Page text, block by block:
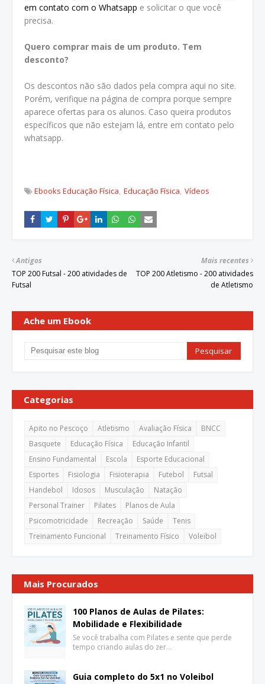
em contato com o Whatsapp e solicitar o que você
precisa.
Quero comprar mais de um produto. Tem
desconto?
Os descontos não são dados pela compra aqui no site.
Porém, verifique na página de compra porque sempre
aparece ofertas para os alunos. Caso queira produtos
específicos que não estejam lá, entre em contato pelo
whatsapp.
Ebooks Educação Física Educação Física Vídeos
Mais recentes
TOP 200 Atletismo - 200 atividades
de Atletismo
Antigos
TOP 200 Futsal - 200 atividades de
Futsal
Ache um Ebook
Categorias
Apito no Pescoço Atletismo Avaliação Física
BNCC
Basquete
Educação Física
Educação Infantil
Ensino Fundamental
Escola
Esporte Educacional
Esportes
Fisiologia Fisioterapia Futebol
Futsal
Handebol
Idosos Musculação
Natação
Personal Trainer
Pilates
Planos de Aula
Psicomotricidade
Recreação Saúde
Tenis
Treinamento Funcional
Treinamento Físico Voleibol
Mais Procurados
100 Planos de Aulas de Pilates:
Mobilidade e Flexibilidade
Se você trabalha com Pilates e sente que perde
tempo criando aulas do zer…
Guia completo do 5x1 no Voleibol